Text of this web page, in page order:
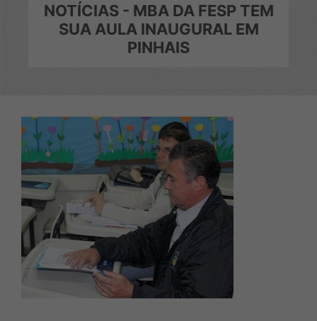
Sobre a ASEPI
Diretoria e Conselheiros
Notícias
Convênios
Login do Conveniado
Contato
Login Associado
Baixe o APP e acesse via mobile
NOTÍCIAS - MBA DA FESP TEM
SUA AULA INAUGURAL EM
PINHAIS